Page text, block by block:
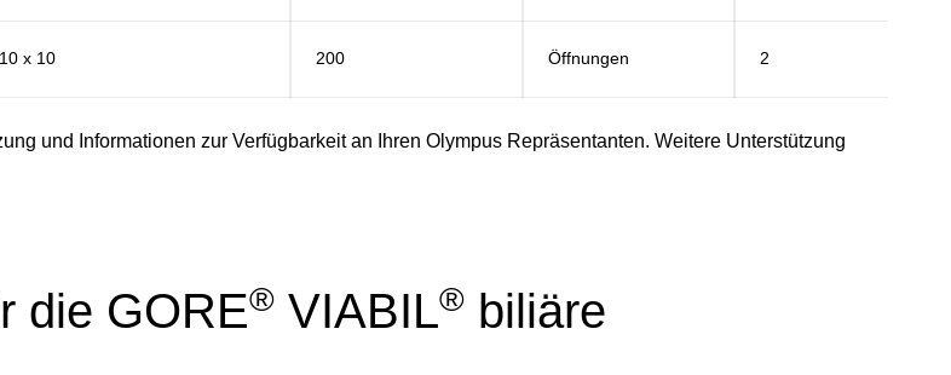
10 x 10 200 Öffnungen 2
und Informationen zur Verfügbarkeit an Ihren Olympus Repräsentanten. Weitere Unterstützung
die GORE® VIABIL® biliäre